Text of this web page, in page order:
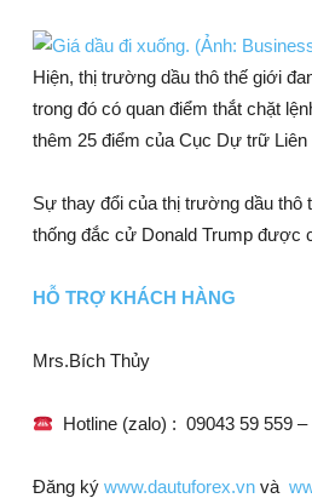
Hiện, thị trường dầu thô thế giới
trong đó có quan điểm thắt chặt
thêm 25 điểm của Cục Dự trữ
Sự thay đổi của thị trường dầu
thống đắc cử Donald Trump được
HỖ TRỢ KHÁCH HÀNG
Mrs.Bích Thủy
Hotline (zalo) : 09043 59 559 –
Đăng ký www.dautuforex.vn và